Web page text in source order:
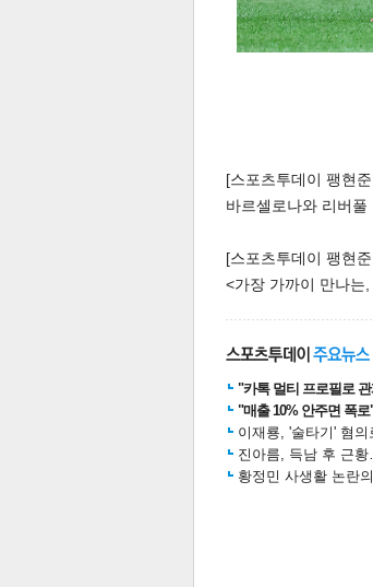
페이 트위 밴드 네이
댓글
[스포츠투데이 팽현
바르셀로나와 리버
[스포츠투데이 팽현
<가장 가까이 만나
"카톡 멀티 프로필로
"매출 10% 안주면 폭
이재룡, '술타기' 혐
진아름, 득남 후 근
황정민 사생활 논란